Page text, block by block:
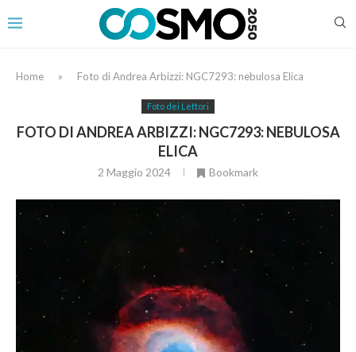
Home » Foto di Andrea Arbizzi: NGC7293: nebulosa Elica
Foto dei Lettori
FOTO DI ANDREA ARBIZZI: NGC7293: NEBULOSA
ELICA
2 Maggio 2024 Bookmark